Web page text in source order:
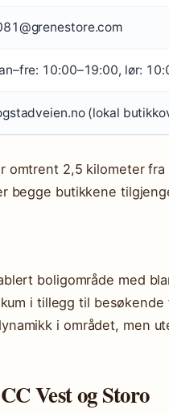
10:00–19:00, lør:
(lokal
omtrent 2,5 kilometer
begge butikkene
boligområde med
i tillegg til
i området, men
Vest og Storo